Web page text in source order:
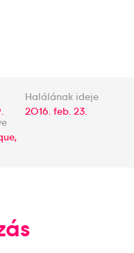
Halálának ideje
2016. feb. 23.